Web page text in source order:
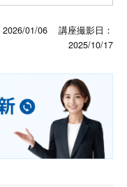
2026/01/06
講座撮影日：
2025/10/17